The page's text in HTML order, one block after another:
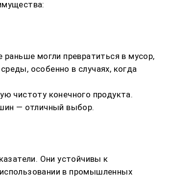
могли превратиться в мусор,
особенно в случаях, когда
чистоту конечного продукта.
— отличный выбор.
Они устойчивы к
в промышленных